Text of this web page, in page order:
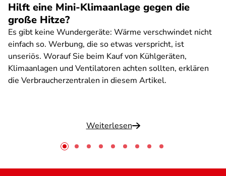
Hilft eine Mini-Klimaanlage gegen die
große Hitze?
Es gibt keine Wundergeräte: Wärme verschwindet nicht
einfach so. Werbung, die so etwas verspricht, ist
unseriös. Worauf Sie beim Kauf von Kühlgeräten,
Klimaanlagen und Ventilatoren achten sollten, erklären
die Verbraucherzentralen in diesem Artikel.
Weiterlesen